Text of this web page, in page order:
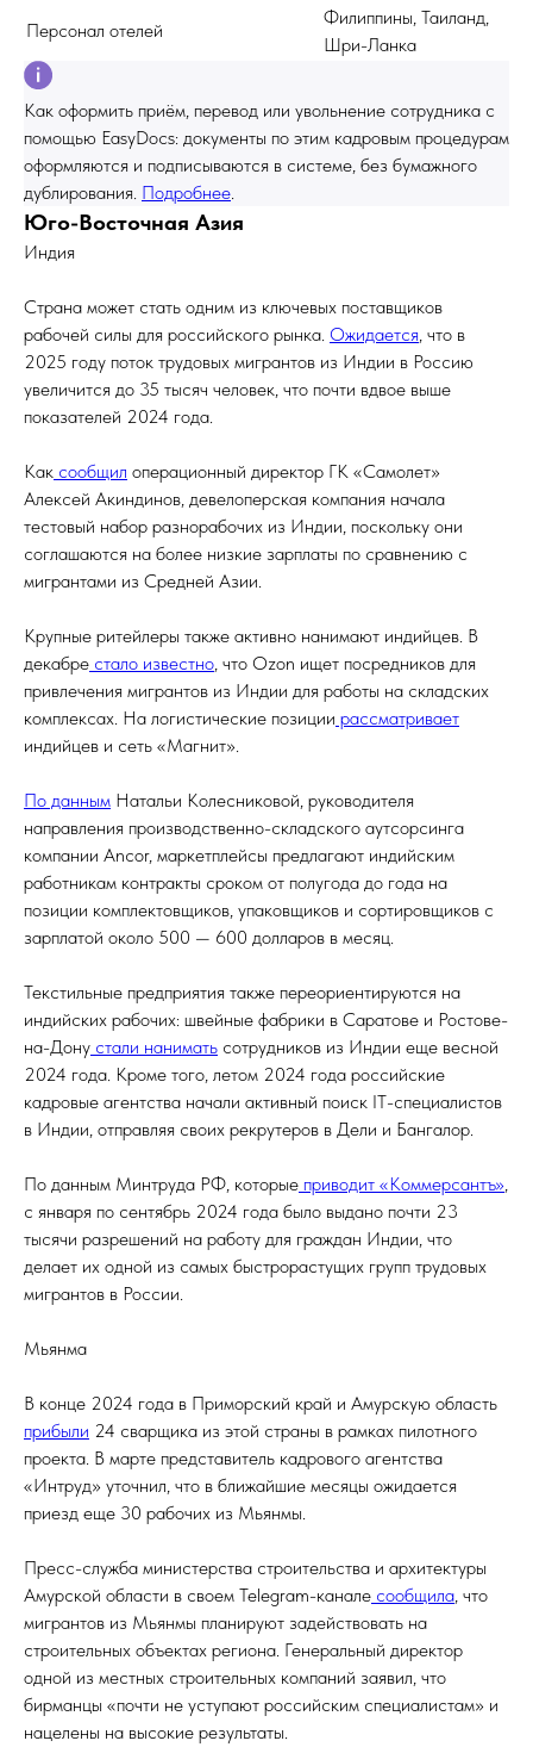
Персонал отелей
Филиппины, Таиланд,
Шри-Ланка
Как оформить приём, перевод или увольнение сотрудника с
помощью EasyDocs: документы по этим кадровым процедурам
оформляются и подписываются в системе, без бумажного
дублирования. Подробнее.
Юго-Восточная Азия
Индия
Страна может стать одним из ключевых поставщиков
рабочей силы для российского рынка. Ожидается, что в
2025 году поток трудовых мигрантов из Индии в Россию
увеличится до 35 тысяч человек, что почти вдвое выше
показателей 2024 года.
Как сообщил операционный директор ГК «Самолет»
Алексей Акиндинов, девелоперская компания начала
тестовый набор разнорабочих из Индии, поскольку они
соглашаются на более низкие зарплаты по сравнению с
мигрантами из Средней Азии.
Крупные ритейлеры также активно нанимают индийцев. В
декабре стало известно, что Ozon ищет посредников для
привлечения мигрантов из Индии для работы на складских
комплексах. На логистические позиции рассматривает
индийцев и сеть «Магнит».
По данным Натальи Колесниковой, руководителя
направления производственно-складского аутсорсинга
компании Ancor, маркетплейсы предлагают индийским
работникам контракты сроком от полугода до года на
позиции комплектовщиков, упаковщиков и сортировщиков с
зарплатой около 500 — 600 долларов в месяц.
Текстильные предприятия также переориентируются на
индийских рабочих: швейные фабрики в Саратове и Ростове-
на-Дону стали нанимать сотрудников из Индии еще весной
2024 года. Кроме того, летом 2024 года российские
кадровые агентства начали активный поиск IT-специалистов
в Индии, отправляя своих рекрутеров в Дели и Бангалор.
По данным Минтруда РФ, которые приводит «Коммерсантъ»,
с января по сентябрь 2024 года было выдано почти 23
тысячи разрешений на работу для граждан Индии, что
делает их одной из самых быстрорастущих групп трудовых
мигрантов в России.
Мьянма
В конце 2024 года в Приморский край и Амурскую область
прибыли 24 сварщика из этой страны в рамках пилотного
проекта. В марте представитель кадрового агентства
«Интруд» уточнил, что в ближайшие месяцы ожидается
приезд еще 30 рабочих из Мьянмы.
Пресс-служба министерства строительства и архитектуры
Амурской области в своем Telegram-канале сообщила, что
мигрантов из Мьянмы планируют задействовать на
строительных объектах региона. Генеральный директор
одной из местных строительных компаний заявил, что
бирманцы «почти не уступают российским специалистам» и
нацелены на высокие результаты.